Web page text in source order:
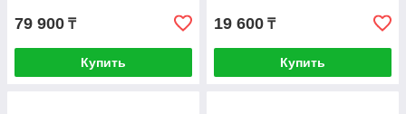
79 900 ₸
Купить
19 600 ₸
Купить